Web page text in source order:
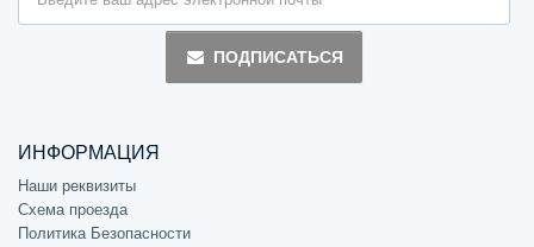
ПОДПИСАТЬСЯ
ИНФОРМАЦИЯ
Наши реквизиты
Схема проезда
Политика Безопасности